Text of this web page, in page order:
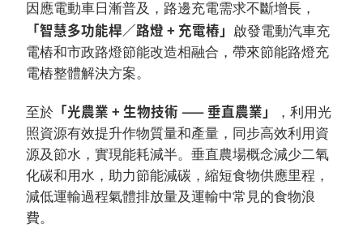
因應電動車日漸普及，路邊充電需求不斷增長，
「智慧多功能桿／路燈 + 充電樁」
啟發電動汽車充
電樁和市政路燈節能改造相融合，帶來節能路燈充
電樁整體解決方案。
至於 「光農業 + 生物技術 —— 垂直農業」
，利用光
照資源有效提升作物質量和產量，同步高效利用資
源及節水，實現能耗減半。垂直農場概念減少二氧
化碳和用水，助力節能減碳，縮短食物供應里程，
減低運輸過程氣體排放量及運輸中常見的食物浪
費。